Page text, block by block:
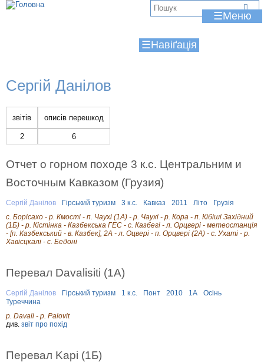
Jump to navigation
☰
☰
Сергій Данілов
звітів
2
описів перешкод
6
Отчет о горном походе 3 к.с. Центральним и
Восточным Кавказом (Грузия)
Сергій Данілов Гірський туризм 3 к.с. Кавказ 2011 Літо
Грузія
с. Борісахо - р. Кмості - п. Чаухі (1А) - р. Чаухі - р. Кора - п. Кібіші Західний
(1Б) - р. Кістінка - Казбекська ГЕС - с. Казбегі - л. Орцвері - метеостанція
- [п. Казбекський - в. Казбек], 2А - л. Оцвері - п. Орцвері (2А) - с. Ухаті - р.
Хавісцкалі - с. Бедоні
Перевал Davalisiti (1А)
Сергій Данілов Гірський туризм 1 к.с. Понт 2010 1А
Осінь
Туреччина
р. Davali - р. Palovit
див. звіт про похід
Перевал Kapi (1Б)